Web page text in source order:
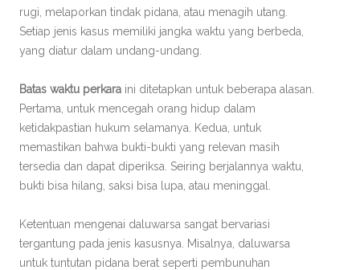
rugi, melaporkan tindak pidana, atau menagih utang.
Setiap jenis kasus memiliki jangka waktu yang berbeda,
yang diatur dalam undang-undang.
Batas waktu perkara ini ditetapkan untuk beberapa alasan.
Pertama, untuk mencegah orang hidup dalam
ketidakpastian hukum selamanya. Kedua, untuk
memastikan bahwa bukti-bukti yang relevan masih
tersedia dan dapat diperiksa. Seiring berjalannya waktu,
bukti bisa hilang, saksi bisa lupa, atau meninggal.
Ketentuan mengenai daluwarsa sangat bervariasi
tergantung pada jenis kasusnya. Misalnya, daluwarsa
untuk tuntutan pidana berat seperti pembunuhan